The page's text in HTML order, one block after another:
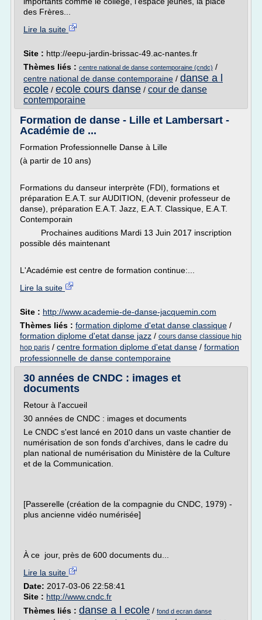
des Frères...
Lire la suite
Site : http://eepu-jardin-brissac-49.ac-nantes.fr
Thèmes liés : centre national de danse contemporaine (cndc) /
centre national de danse contemporaine / danse a l
ecole / ecole cours danse / cour de danse
contemporaine
Formation de danse - Lille et Lambersart -
Académie de ...
Formation Professionnelle Danse à Lille
(à partir de 10 ans)
Formations du danseur interprète (FDI), formations et
préparation E.A.T. sur AUDITION, (devenir professeur de
danse), préparation E.A.T. Jazz, E.A.T. Classique, E.A.T.
Contemporain
Prochaines auditions Mardi 13 Juin 2017 inscription
possible dés maintenant
L'Académie est centre de formation continue:...
Lire la suite
Site : http://www.academie-de-danse-jacquemin.com
Thèmes liés : formation diplome d'etat danse classique /
formation diplome d'etat danse jazz / cours danse classique hip
hop paris / centre formation diplome d'etat danse / formation
professionnelle de danse contemporaine
30 années de CNDC : images et
documents
Retour à l'accueil
30 années de CNDC : images et documents
Le CNDC s'est lancé en 2010 dans un vaste chantier de
numérisation de son fonds d'archives, dans le cadre du
plan national de numérisation du Ministère de la Culture
et de la Communication.
[Passerelle (création de la compagnie du CNDC, 1979) -
plus ancienne vidéo numérisée]
À ce jour, près de 600 documents du...
Lire la suite
Date: 2017-03-06 22:58:41
Site : http://www.cndc.fr
Thèmes liés : danse a l ecole / fond d ecran danse